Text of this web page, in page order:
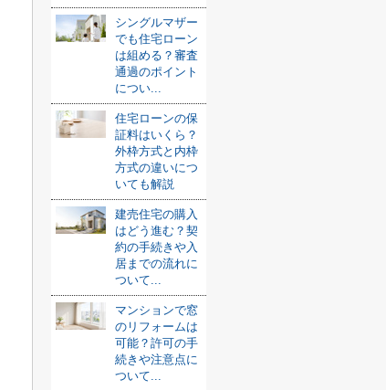
シングルマザー
でも住宅ローン
は組める？審査
通過のポイント
につい...
住宅ローンの保
証料はいくら？
外枠方式と内枠
方式の違いにつ
いても解説
建売住宅の購入
はどう進む？契
約の手続きや入
居までの流れに
ついて...
マンションで窓
のリフォームは
可能？許可の手
続きや注意点に
ついて...